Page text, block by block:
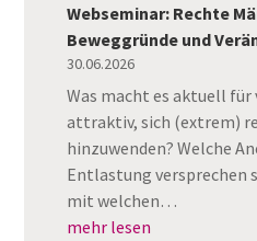
Webseminar: Rechte
Beweggründe und
30.06.2026
Was macht es aktuell für
attraktiv, sich (extrem)
hinzuwenden? Welche
Entlastung versprechen
mit welchen…
mehr lesen